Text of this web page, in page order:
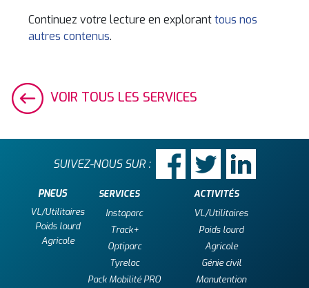
VOIR TOUS LES SERVICES
Continuez votre lecture en exploranttous nos
autres contenus.
PNEUS
VL/Utilitaires
Poids lourd
Agricole
SERVICES
Instaparc
Track+
Optiparc
Tyreloc
Pack Mobilité PRO
ACTIVITÉS
VL/Utilitaires
Poids lourd
Agricole
Génie civil
Manutention
SUIVEZ-NOUS SUR :